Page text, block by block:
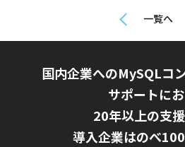
一覧へ
国内企業へのMySQLコ
サポートに
20年以上の支援
導入企業はのべ